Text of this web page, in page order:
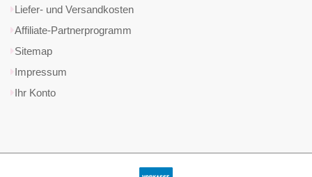
Liefer- und Versandkosten
Affiliate-Partnerprogramm
Sitemap
Impressum
Ihr Konto